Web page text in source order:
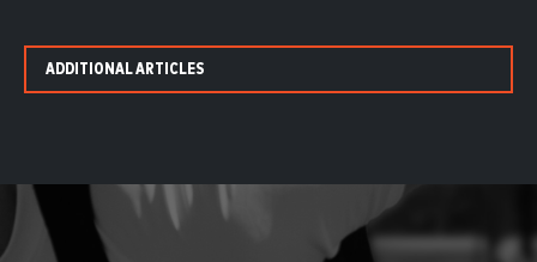
ADDITIONAL ARTICLES